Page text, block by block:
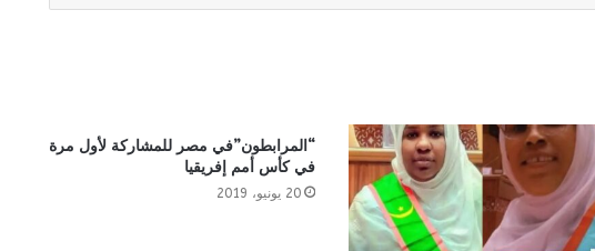
“المرابطون”في مصر للمشاركة لأول مرة
في كأس أمم إفريقيا
20 يونيو، 2019